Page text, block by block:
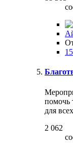
помочь
для
2 062